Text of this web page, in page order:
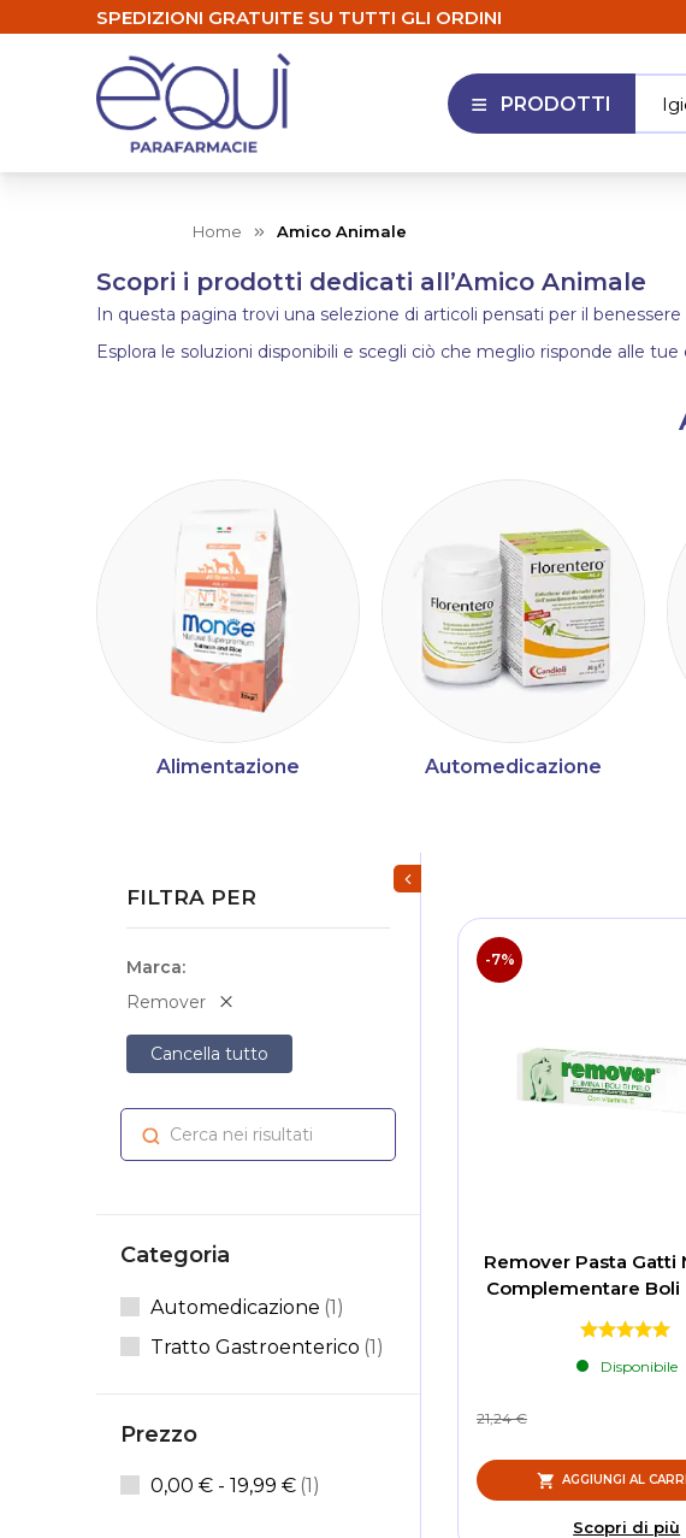
SPEDIZIONI GRATUITE SU TUTTI GLI ORDINI
APRI MENU
PRODOTTI
Home Amico Animale
Scopri i prodotti dedicati all’Amico Animale
In questa pagina trovi una selezione di articoli pensati per il
Esplora le soluzioni disponibili e scegli ciò che meglio risponde alle tue
Alimentazione Automedicazione
-7%
Remover Pasta Gatti
Complementare Boli
Disponibile
21,24 €
AGGIUNGI AL
Scopri di più
FILTRA PER
Marca
Remover
Cancella tutto
Cerca nei risultati Cerca
Categoria
Automedicazione 1Elemento
Tratto Gastroenterico 1Elemento
Prezzo
0,00 € - 19,99 € 1 elemento
Mostra/Nascondi filtri